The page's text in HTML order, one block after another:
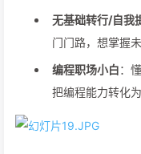
无基础转行/自我
门门路，想掌握
编程职场小白：
把编程能力转化